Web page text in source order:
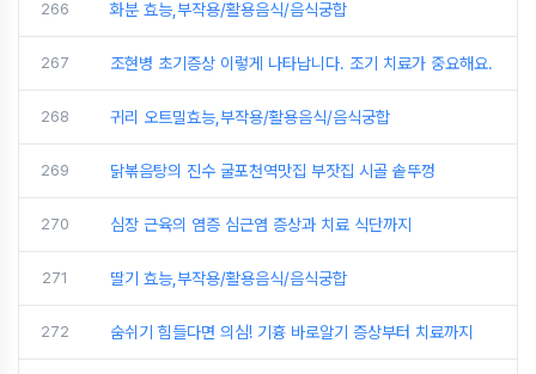
266 화분 효능,부작용/활용음식/음식궁합
267 조현병 초기증상 이렇게 나타납니다. 조기 치료가 중요해요.
268 귀리 오트밀효능,부작용/활용음식/음식궁합
269 닭볶음탕의 진수 굴포천역맛집 부잣집 시골 솥뚜껑
270 심장 근육의 염증 심근염 증상과 치료 식단까지
271 딸기 효능,부작용/활용음식/음식궁합
272 숨쉬기 힘들다면 의심! 기흉 바로알기 증상부터 치료까지